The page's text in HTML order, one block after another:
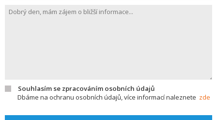
Souhlasím se zpracováním osobních údajů
Dbáme na ochranu osobních údajů, více informací naleznete zde